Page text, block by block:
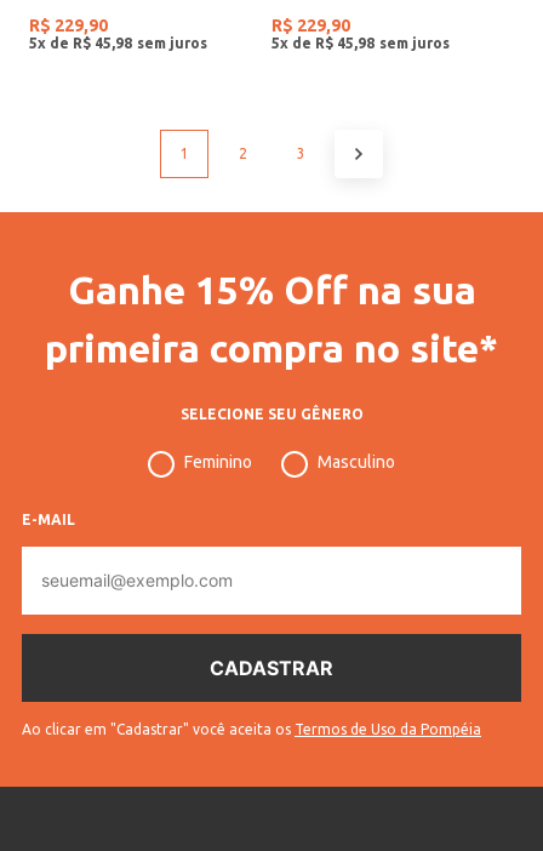
R$ 229,90
5x de R$ 45 98
R$ 229,90
5x de R$ 45 98
1 2 3
Ganhe 15% Off na sua
primeira compra no site*
SELECIONE SEU GÊNERO
Feminino Masculino
E-MAIL
mail
Ao clicar em "Cadastrar" você aceita os Termos de Uso da Pompéia